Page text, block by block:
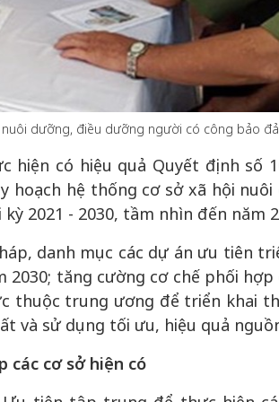
dưỡng, điều dưỡng người có công bảo
hiện có hiệu quả Quyết định số
hoạch hệ thống cơ sở xã hội nuôi
2021 - 2030, tầm nhìn đến năm
danh mục các dự án ưu tiên
tăng cường cơ chế phối hợp
thuộc trung ương để triển khai
và sử dụng tối ưu, hiệu quả
các cơ sở hiện có
gia
Khơi
hóa,
kiến
kiến
mới
50 năm Việt Nam gia
nguồn nội lực văn hóa,
định hình vị thế kiến
tạo | Kỳ 3: Hội nhập
quốc tế bằng bản lĩnh
Việt Nam